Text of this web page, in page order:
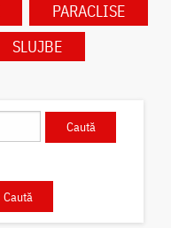
PARACLISE
SLUJBE